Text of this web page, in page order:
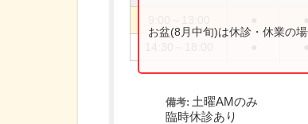
お盆(8月中旬)は休診・休業の
備考: 土曜AMのみ
臨時休診あり